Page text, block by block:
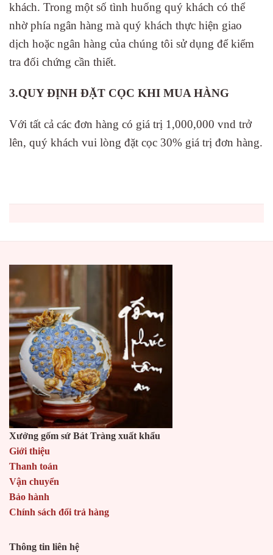
khách. Trong một số tình huống quý khách có thể
nhờ phía ngân hàng mà quý khách thực hiện giao
dịch hoặc ngân hàng của chúng tôi sử dụng để kiểm
tra đối chứng cần thiết.
3.QUY ĐỊNH ĐẶT CỌC KHI MUA HÀNG
Với tất cả các đơn hàng có giá trị 1,000,000 vnd trở
lên, quý khách vui lòng đặt cọc 30% giá trị đơn hàng.
Xưởng gốm sứ Bát Tràng xuất khẩu
Giới thiệu
Thanh toán
Vận chuyển
Bảo hành
Chính sách đổi trả hàng
Thông tin liên hệ